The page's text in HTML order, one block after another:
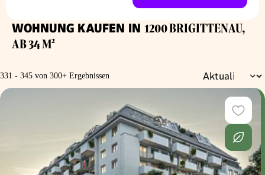
WOHNUNG KAUFEN IN 1200 BRIGITTENAU,
AB 34 M²
331 - 345 von 300+ Ergebnissen